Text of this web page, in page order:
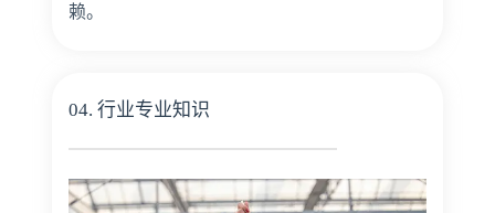
赖。
04. 行业专业知识